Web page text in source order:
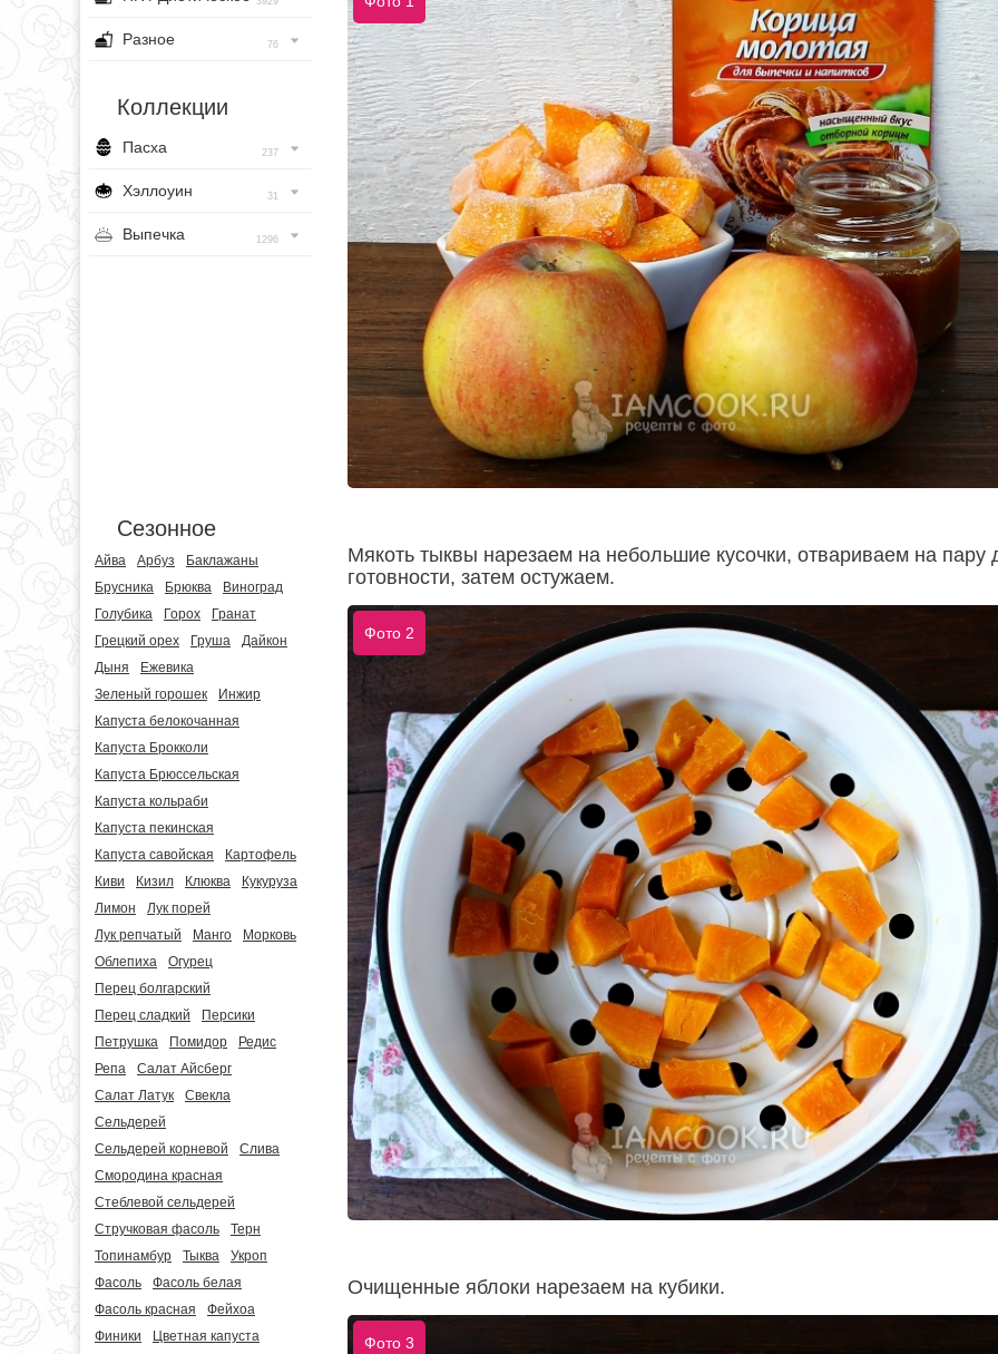
Разное 76
Коллекции
Пасха 237
Хэллоуин 31
Выпечка 1296
Сезонное
Айва Арбуз
Баклажаны
Брусника
Брюква
Виноград
Голубика
Горох
Гранат
Грецкий орех
Груша
Дайкон
Дыня
Ежевика
Зеленый горошек
Инжир
Капуста белокочанная
Капуста Брокколи
Капуста Брюссельская
Капуста кольраби
Капуста пекинская
Капуста савойская
Картофель
Киви
Кизил Клюква
Кукуруза
Лимон
Лук порей
Лук репчатый
Манго
Морковь
Облепиха
Огурец
Перец болгарский
Перец сладкий
Персики
Петрушка
Помидор
Редис
Репа
Салат Айсберг
Салат Латук
Свекла
Сельдерей
Сельдерей корневой
Слива
Смородина красная
Стеблевой сельдерей
Стручковая фасоль
Терн
Топинамбур
Тыква
Укроп
Фасоль
Фасоль белая
Фасоль красная
Фейхоа
Финики
Цветная капуста
Мякоть тыквы нарезаем на небольшие кусочки, отвариваем на пару
готовности, затем остужаем.
Фото 2
Очищенные яблоки нарезаем на кубики.
Фото 3